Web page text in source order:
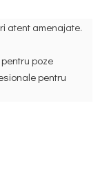
atent amenajate.
poze
pentru